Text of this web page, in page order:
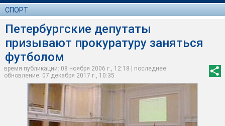
СПОРТ
Петербургские депутаты
призывают прокуратуру заняться
футболом
время публикации: 08 ноября 2006 г., 12:18 | последнее
обновление: 07 декабря 2017 г., 10:35